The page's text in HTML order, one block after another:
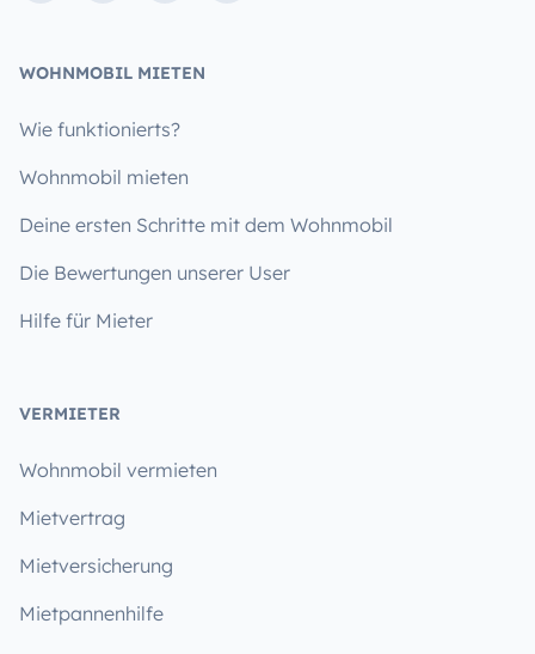
WOHNMOBIL MIETEN
Wie funktionierts?
Wohnmobil mieten
Deine ersten Schritte mit dem Wohnmobil
Die Bewertungen unserer User
Hilfe für Mieter
VERMIETER
Wohnmobil vermieten
Mietvertrag
Mietversicherung
Mietpannenhilfe